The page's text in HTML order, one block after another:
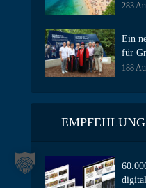
283
Ein
für
188